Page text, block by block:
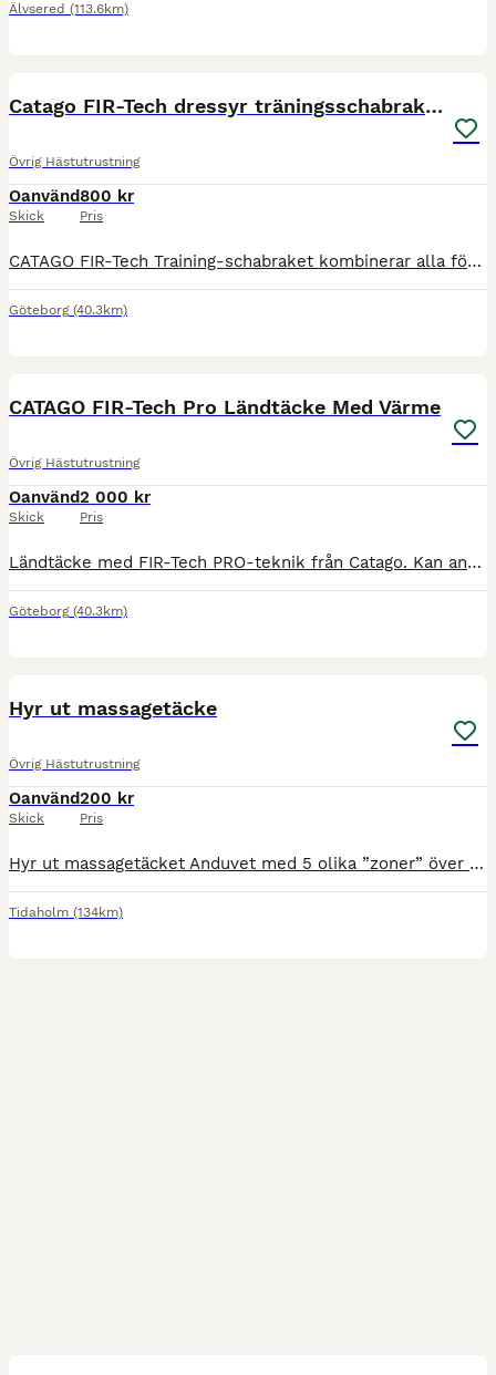
Älvsered (113.6km)
Catago FIR-Tech dressyr träningsschabrak - 17
Övrig Hästutrustning
Oanvänd
Skick
800 kr
Pris
CATAGO FIR-Tech Training-schabraket kombinerar alla fördelarna med det populära FIR-Tech-materialet, med påsydda resårband för att hjälpa till att stärka din hästs rygg- och magmuskler. Träning med de
Göteborg (40.3km)
CATAGO FIR-Tech Pro Ländtäcke Med Värme
Övrig Hästutrustning
Oanvänd
Skick
2 000 kr
Pris
Ländtäcke med FIR-Tech PRO-teknik från Catago. Kan användas före och/eller efter träning. Integrerad knapp för att justera den aktiva långvågiga infraröda strålningen mellan 3 olika inställningar/värm
Göteborg (40.3km)
Hyr ut massagetäcke
Övrig Hästutrustning
Oanvänd
Skick
200 kr
Pris
Hyr ut massagetäcket Anduvet med 5 olika ”zoner” över hela hästens kropp som bidrar till maximal återhämtning samt njutning för hästen. Täcket stöttar upp med att rensa bort slaggprodukter, öka blod
Tidaholm (134km)